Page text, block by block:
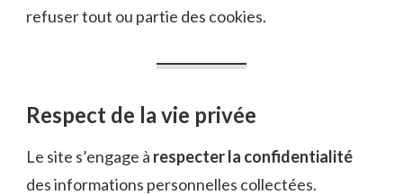
refuser tout ou partie des cookies.
Respect de la vie privée
Le site s’engage à respecter la confidentialité
des informations personnelles collectées.